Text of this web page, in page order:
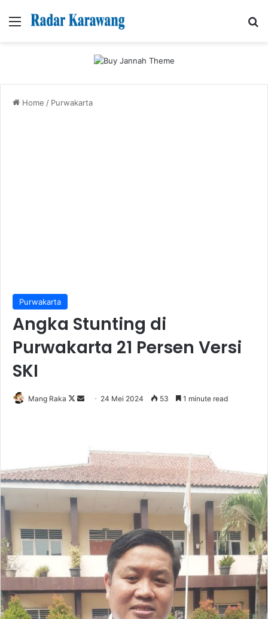
Menu
Home / Purwakarta
Purwakarta
Angka Stunting di
Purwakarta 21 Persen Versi
SKI
Mang Raka
Follow
Send 24 Mei 2024 53 1 minute read